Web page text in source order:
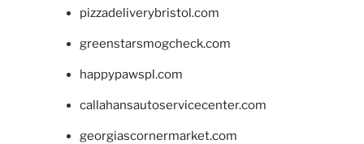
pizzadeliverybristol.com
greenstarsmogcheck.com
happypawspl.com
callahansautoservicecenter.com
georgiascornermarket.com